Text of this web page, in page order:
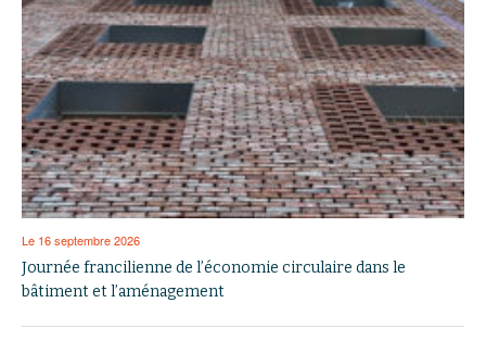
Le 16 septembre 2026
Journée francilienne de l’économie circulaire dans le
bâtiment et l’aménagement